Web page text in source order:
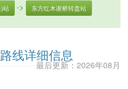
站 -> 东方红木谢桥转盘站
线详细信息
最后更新：2026年08月